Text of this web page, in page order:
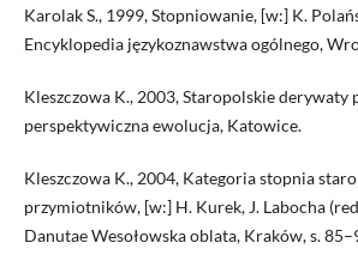
Karolak S., 1999, Stopniowanie, [w:] K.
Encyklopedia językoznawstwa ogólnego,
Kleszczowa K., 2003, Staropolskie
perspektywiczna ewolucja, Katowice.
Kleszczowa K., 2004, Kategoria stopnia
przymiotników, [w:] H. Kurek, J. Labocha
Danutae Wesołowska oblata, Kraków, s.